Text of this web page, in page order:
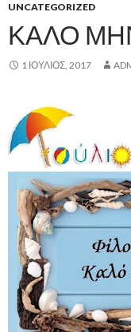
UNCATEGORIZED
ΚΑΛΟ
1 ΙΟΎΛΙΟΣ, 2017